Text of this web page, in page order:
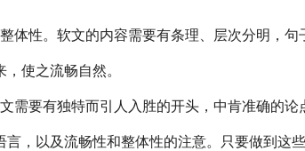
体性。软文的内容需要有条理、层次分明，
使之流畅自然。
需要有独特而引人入胜的开头，中肯准确的
，以及流畅性和整体性的注意。只要做到这